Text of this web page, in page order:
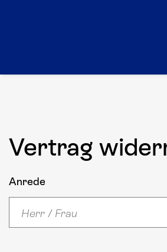
Vertrag
Anrede